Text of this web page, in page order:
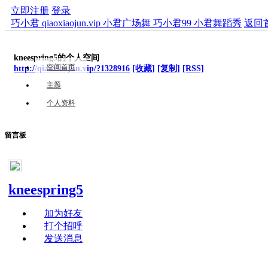
立即注册 登录
巧小君 qiaoxiaojun.vip 小君广场舞 巧小君99 小君舞蹈秀 返回
kneespring5的个人空间
http://qiaoxiaojun.vip/?1328916 [收藏] [复制] [RSS]
空间首页
主题
个人资料
留言板
kneespring5
加为好友
打个招呼
发送消息